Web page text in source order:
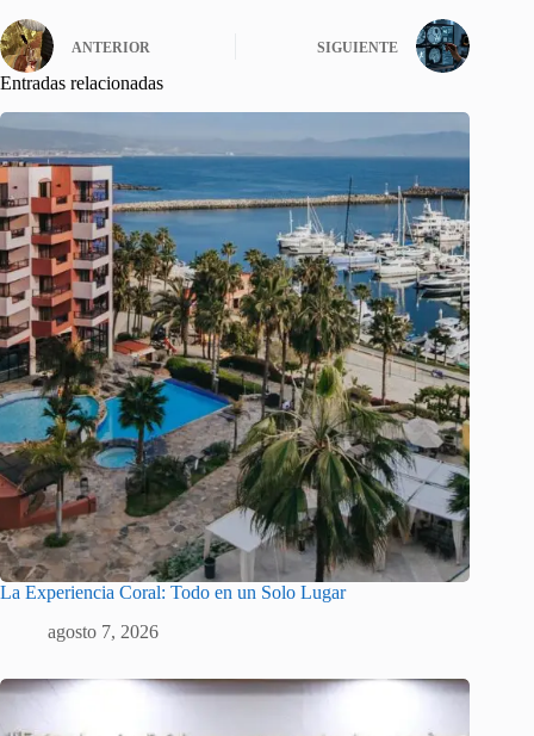
ANTERIOR SIGUIENTE
Entradas relacionadas
La Experiencia Coral: Todo en un Solo Lugar
agosto 7, 2026